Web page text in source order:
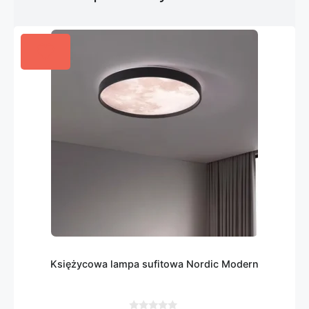
Księżycowa lampa sufitowa Nordic Modern